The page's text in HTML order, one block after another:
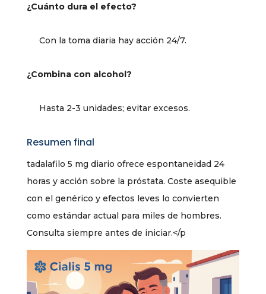
¿Cuánto dura el efecto?
Con la toma diaria hay acción 24/7.
¿Combina con alcohol?
Hasta 2-3 unidades; evitar excesos.
Resumen final
tadalafilo 5 mg diario ofrece espontaneidad 24
horas y acción sobre la próstata. Coste asequible
con el genérico y efectos leves lo convierten
como estándar actual para miles de hombres.
Consulta siempre antes de iniciar.</p